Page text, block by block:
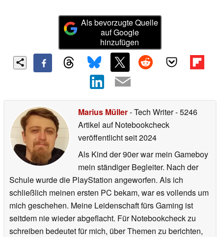
Als bevorzugte Quelle
auf Google
hinzufügen
Marius Müller- Tech Writer- 5246
Artikel auf Notebookcheck
veröffentlichtseit 2024
Als Kind der 90er war mein Gameboy
mein ständiger Begleiter. Nach der
Schule wurde die PlayStation angeworfen. Als ich
schließlich meinen ersten PC bekam, war es vollends um
mich geschehen. Meine Leidenschaft fürs Gaming ist
seitdem nie wieder abgeflacht. Für Notebookcheck zu
schreiben bedeutet für mich, über Themen zu berichten,